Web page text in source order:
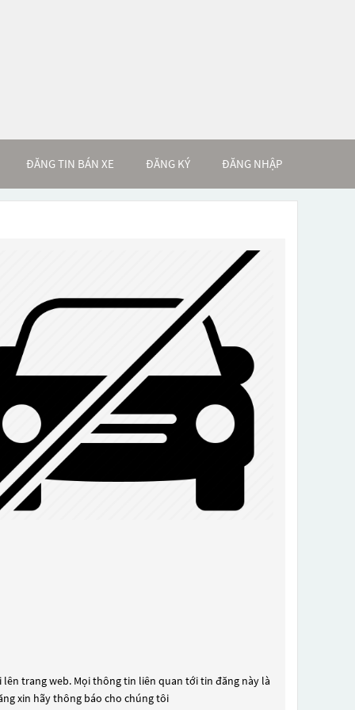
ĐĂNG TIN BÁN XE ĐĂNG KÝ ĐĂNG NHẬP
trang web. Mọi thông tin liên quan tới tin đăng này là
xin hãy thông báo cho chúng tôi